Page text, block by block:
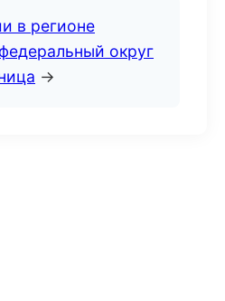
в регионе
округ
→